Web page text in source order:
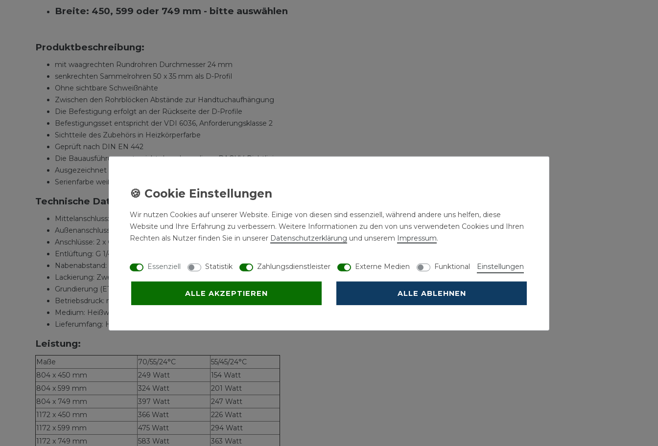
Breite: 450, 599 oder 749 mm - bitte auswählen
Produktbeschreibung:
mit waagrechten Rundrohren Durchmesser 24 mm
senkrechten Sammelrohren 50 x 35 mm als D-Profil
Ohne sichtbare Schweißnähte
Zwischen den Rohrblöcken Abstände zur Handtuchaufhängung
Die Befestigung erfolgt an der Rückseite der D-Profile
Befestigungsset entspricht der VDI 6036, Anforderungsklasse 2
Sichtteile des Zubehörs in Heizkörperfarbe
Geprüft nach DIN EN 442
Die Bauausführung entspricht den ehemaligen BAGUV-Richtlinien
Ausgezeichnet mit dem RAL-Gütezeichen
Serienfarbe weiß (RAL 9016)
Technische Daten:
Mittelanschluss: Nabenabstand: 50 mm
Außenanschluss: Nabenabstand Breite minus 55 mm
Anschlüsse: 2 x G 1/2" Innengewinde nach unten, 2 x G 1/2" Innengewinde mittig nach unten
Entlüftung: G 1/4" Innengewinde nach hinten
Nabenabstand: 50 mm Mittenanschluss
Lackierung: Zweischichtlackierung gem. DIN 55900
Grundierung (ETL), Pulverbeschichtung (EPS), emissionsfrei auch im Heizbetrieb
Betriebsdruck: max. 10 bar
Medium: Heißwasser bis 110 Grad C
Lieferumfang: Heizkörper, Befestigungsset
Leistung:
Maße 70/55/24°C
55/45/24°C
804 x 450 mm
249 Watt
154 Watt
804 x 599 mm
324 Watt
201 Watt
804 x 749 mm
397 Watt
247 Watt
1172 x 450 mm
366 Watt
226 Watt
1172 x 599 mm
475 Watt
294 Watt
1172 x 749 mm
583 Watt
363 Watt
Wir nutzen Cookies auf unserer Website. Einige von diesen sind essenziell, während andere uns helfen, diese
Website und Ihre Erfahrung zu verbessern. Weitere Informationen zu den von uns verwendeten Cookies und Ihren
Rechten als Nutzer finden Sie in unserer Daten­schutz­erklärung und unserem Impressum.
Essenziell Statistik Zahlungsdienstleister Externe Medien Funktional Einstellungen
ALLE AKZEPTIEREN ALLE ABLEHNEN